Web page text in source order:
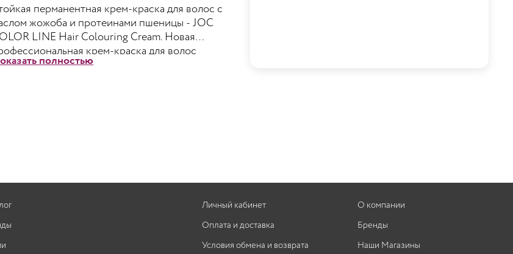
перманентная крем-краска для волос с
жожоба и протеинами пшеницы - JOC
LINE Hair Colouring Cream. Новая
крем-краска для волос
потребности клиентов и дает
тюбик содержит 100 мл краски,
на 2 процедуры окрашивания
средней длины. Крем-краска смешивается
полностью
Личный кабинет
Оплата и доставка
Условия обмена и возврата
О компании
Бренды
Наши Магазины